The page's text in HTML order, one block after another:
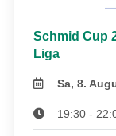
Schmid Cup
Liga
Sa, 8.
19:30 -